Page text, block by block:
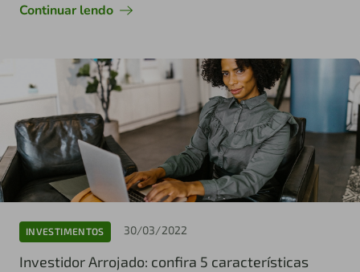
Continuar lendo
INVESTIMENTOS 30/03/2022
Investidor Arrojado: confira 5 características